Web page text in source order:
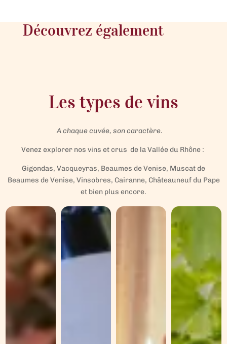
Découvrez également
Les types de vins
A chaque cuvée, son caractère.
Venez explorer nos vins et crus de la Vallée du Rhône :
Gigondas, Vacqueyras, Beaumes de Venise, Muscat de
Beaumes de Venise, Vinsobres, Cairanne, Châteauneuf du Pape
et bien plus encore.